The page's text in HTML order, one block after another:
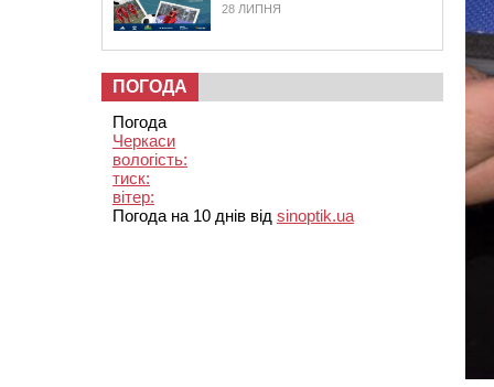
28 ЛИПНЯ
ПОГОДА
Погода
Черкаси
вологість:
тиск:
вітер:
Погода на 10 днів від sinoptik.ua